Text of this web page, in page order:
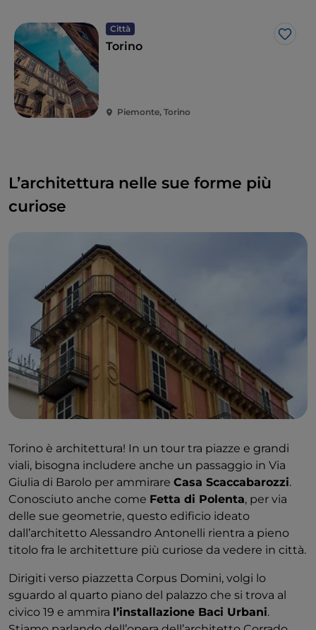
Città
Like
Torino
Piemonte, Torino
L’architettura nelle sue forme più
curiose
Torino è architettura! In un tour tra piazze e grandi
viali, bisogna includere anche un passaggio in Via
Giulia di Barolo per ammirare Casa Scaccabarozzi.
Conosciuto anche come Fetta di Polenta, per via
delle sue geometrie, questo edificio ideato
dall’architetto Alessandro Antonelli rientra a pieno
titolo fra le architetture più curiose da vedere in città.
Dirigiti verso piazzetta Corpus Domini, volgi lo
sguardo al quarto piano del palazzo che si trova al
civico 19 e ammira l’installazione Baci Urbani.